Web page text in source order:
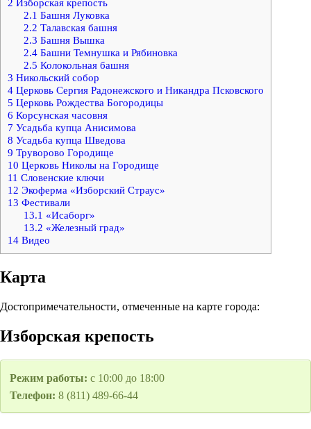
2 Изборская крепость
2.1 Башня Луковка
2.2 Талавская башня
2.3 Башня Вышка
2.4Башни Темнушка и Рябиновка
2.5 Колокольная башня
3 Никольский собор
4 Церковь Сергия Радонежского и Никандра Псковского
5 Церковь Рождества Богородицы
6 Корсунская часовня
7 Усадьба купца Анисимова
8 Усадьба купца Шведова
9 Труворово Городище
10 Церковь Николы на Городище
11 Словенские ключи
12 Экоферма «Изборский Страус»
13 Фестивали
13.1 «Исаборг»
13.2 «Железный град»
14 Видео
Карта
Достопримечательности, отмеченные на карте города:
Изборская крепость
Режим работы: с 10:00 до 18:00
Телефон: 8 (811) 489-66-44